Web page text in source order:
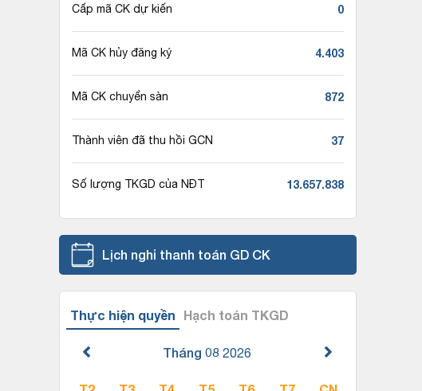
Cấp mã CK dự kiến 0
Mã CK hủy đăng ký 4.403
Mã CK chuyển sàn 872
Thành viên đã thu hồi GCN 37
Số lượng TKGD của NĐT 13.657.838
Lịch nghỉ thanh toán GD CK
Thực hiện quyền Hạch toán TKGD
Tháng 08 2026